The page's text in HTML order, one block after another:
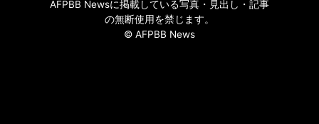
AFPBB Newsに掲載している写真・見出し・記事
の無断使用を禁じます。
© AFPBB News